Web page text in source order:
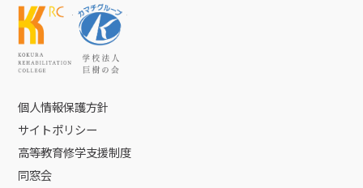
KRC
個人情報保護方針
サイトポリシー
高等教育修学支援制度
同窓会